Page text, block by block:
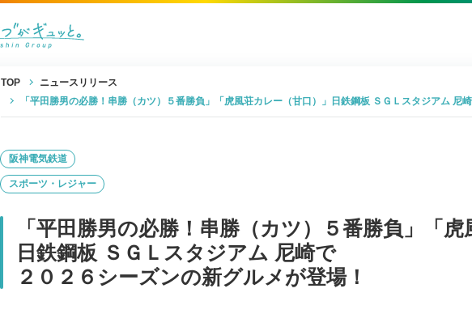
TOP
ニュースリリース
「平田勝男の必勝！串勝（カツ）５番勝負」「虎風荘カレー（甘口）」日鉄鋼板 ＳＧＬスタジアム 尼
阪神電気鉄道
スポーツ・レジャー
「平田勝男の必勝！串勝（カツ）５番勝負」「虎
日鉄鋼板 ＳＧＬスタジアム 尼崎で
２０２６シーズンの新グルメが登場！